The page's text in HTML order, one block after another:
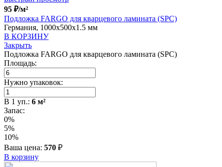
95 ₽/м²
Подложка FARGO для кварцевого ламината (SPC)
Германия, 1000x500x1.5 мм
В КОРЗИНУ
Закрыть
Подложка FARGO для кварцевого ламината (SPC)
Площадь:
Нужно упаковок:
В 1 уп.: 6 м²
Запас:
0%
5%
10%
Ваша цена: 570 ₽
В корзину